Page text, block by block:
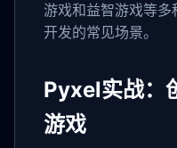
游戏和益智游戏等多
开发的常见场景。
Pyxel实战：
游戏